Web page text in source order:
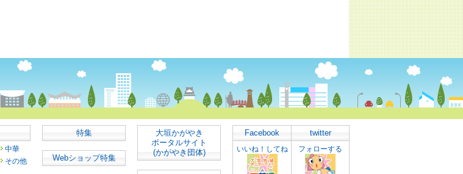
中華
その他
特集
Webショップ特集
大垣かがやき
ポータルサイト
(かがやき団体)
Facebook
いいね！してね
twitter
フォローする